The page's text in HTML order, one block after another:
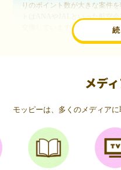
りのポイント数が大きな案件
交換しています。このように
行や海外旅行を実現していま
いつものネッ
（20代・女性）
友達に勧められてモッピーを
い物をすることが多いのです
のポイントとモッピーのポイ
リ…！いつものネットショッ
メデ
モッピーは、多くのメディア